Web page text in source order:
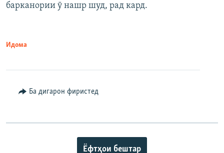
барканории ӯ нашр шуд, рад кард.
Идома
Ба дигарон фиристед
Ёфтҳои бештар